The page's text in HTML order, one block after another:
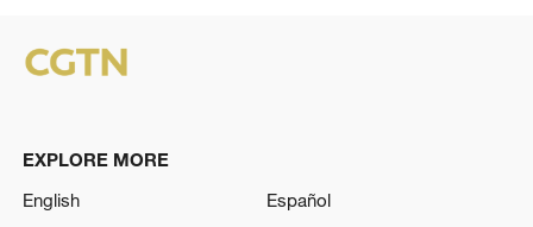
EXPLORE MORE
English
Español